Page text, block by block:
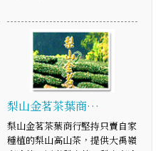
梨山金茗茶葉商…
梨山金茗茶葉商行堅持只賣自家
種植的梨山高山茶，提供大禹嶺